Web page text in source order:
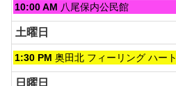
金
曜
日,
8
月
21st
2026
10:00 AM 八尾保内公民館
土曜日
土
曜
日,
1:30 PM 奥田北 フィーリング ハート
日曜日